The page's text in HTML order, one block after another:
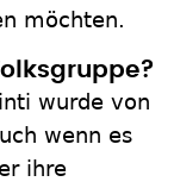
möchten.
wurde von
wenn es
ihre